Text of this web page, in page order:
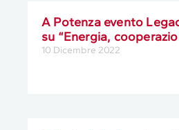
A Potenza evento
su “Energia,
10 Dicembre 2022